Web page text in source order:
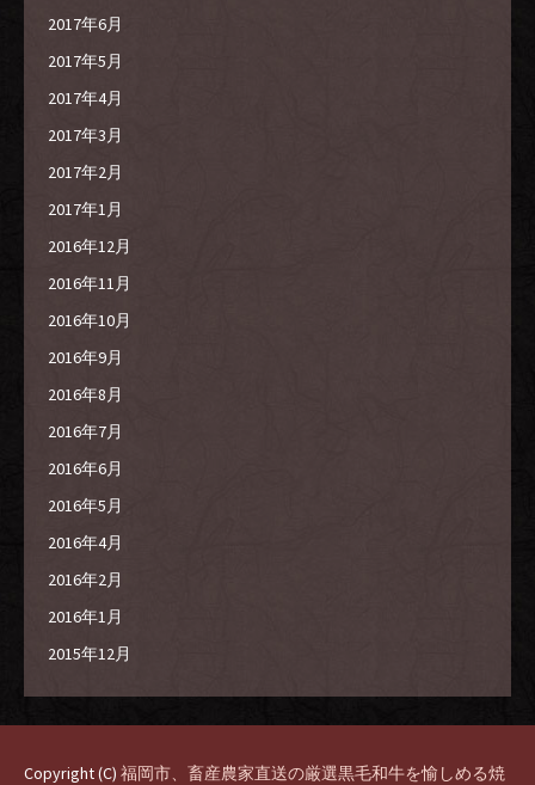
2017年6月
2017年5月
2017年4月
2017年3月
2017年2月
2017年1月
2016年12月
2016年11月
2016年10月
2016年9月
2016年8月
2016年7月
2016年6月
2016年5月
2016年4月
2016年2月
2016年1月
2015年12月
Copyright (C) 福岡市、畜産農家直送の厳選黒毛和牛を愉しめる焼